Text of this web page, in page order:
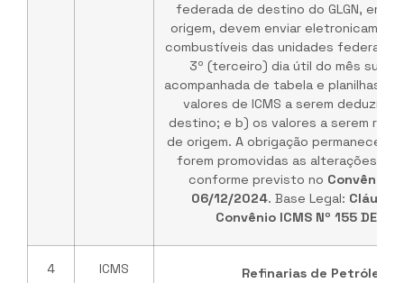
federada de destino do GLGN, em
origem, devem enviar
combustíveis das unidades
3º (terceiro) dia útil do mês
acompanhada de tabela e planilhas
valores de ICMS a serem
destino; e b) os valores a serem
de origem. A obrigação permanece
forem promovidas as alterações no
conforme previsto no Convênio
06/12/2024. Base Legal:
Convênio ICMS Nº 155 DE
4 ICMS Refinarias de Petróleo /